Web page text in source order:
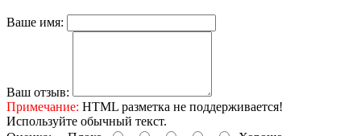
Ваше имя:
Ваш отзыв:
Примечание: HTML разметка не поддерживается!
Используйте обычный текст.